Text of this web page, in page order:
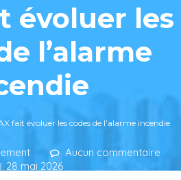
évoluer les
l’alarme
fait évoluer les codes de l’alarme incendie
Aucun commentaire
28 mai 2026